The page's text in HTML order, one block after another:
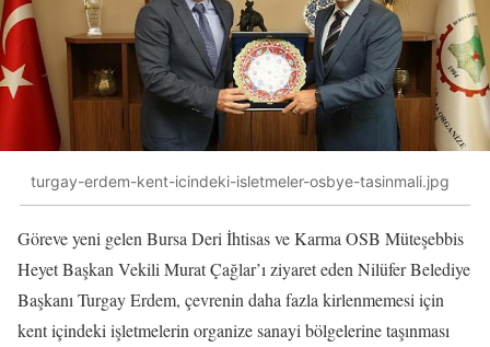
turgay-erdem-kent-icindeki-isletmeler-osbye-tasinmali.jpg
Göreve yeni gelen Bursa Deri İhtisas ve Karma OSB Müteşebbis
Heyet Başkan Vekili Murat Çağlar’ı ziyaret eden Nilüfer Belediye
Başkanı Turgay Erdem, çevrenin daha fazla kirlenmemesi için
kent içindeki işletmelerin organize sanayi bölgelerine taşınması